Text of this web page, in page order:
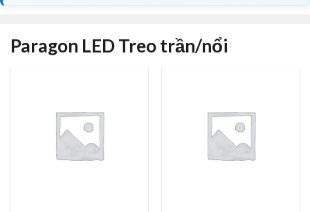
Paragon LED Treo trần/nổi